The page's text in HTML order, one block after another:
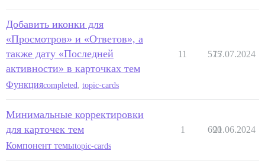
Добавить иконки для
«Просмотров» и «Ответов», а
также дату «Последней
активности» в карточках тем
Функцияcompleted topic-cards
11 575
17.07.2024
Минимальные корректировки
для карточек тем
Компонент темыtopic-cards
1 690
21.06.2024